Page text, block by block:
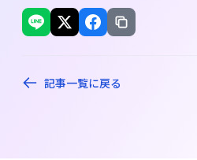
記事一覧に戻る